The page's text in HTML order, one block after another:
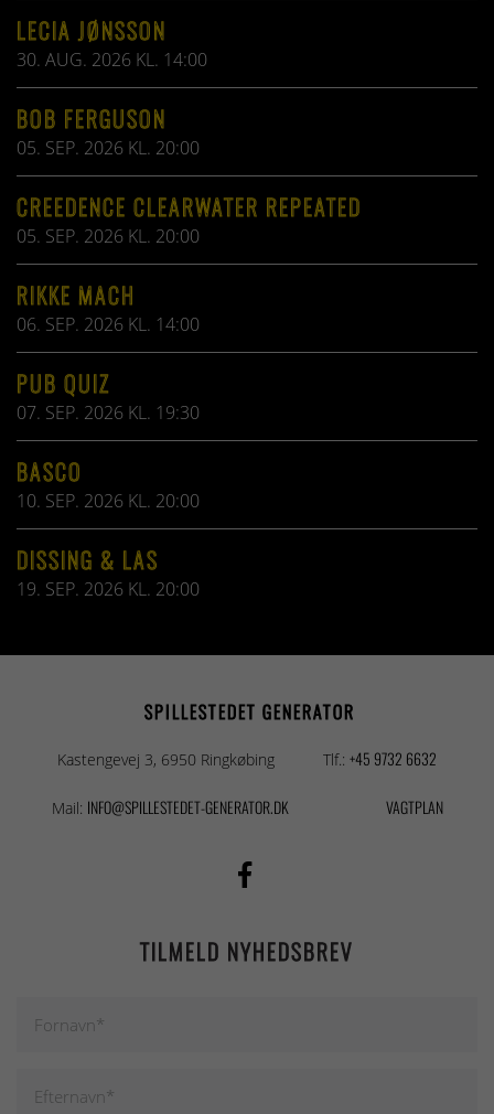
LECIA JØNSSON
30. AUG. 2026 KL. 14:00
BOB FERGUSON
05. SEP. 2026 KL. 20:00
CREEDENCE CLEARWATER REPEATED
05. SEP. 2026 KL. 20:00
RIKKE MACH
06. SEP. 2026 KL. 14:00
PUB QUIZ
07. SEP. 2026 KL. 19:30
BASCO
10. SEP. 2026 KL. 20:00
DISSING & LAS
19. SEP. 2026 KL. 20:00
SPILLESTEDET GENERATOR
Kastengevej 3, 6950 Ringkøbing Tlf.: +45 9732 6632
Mail: INFO@SPILLESTEDET-GENERATOR.DK VAGTPLAN
TILMELD NYHEDSBREV